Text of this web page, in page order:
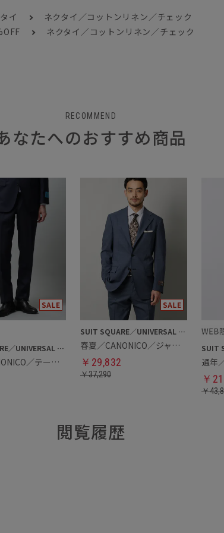
イ
ネクタイ／コットンリネン／チェック
ネクタイ／コットンリネン／チェック
RECOMMEND
なたへのおすすめ商品
SUIT SQUARE／UNIVERSAL LANGUAGE
通年／CANONICO／テーパードパンツ
SUIT SQUARE／UNIVERSAL LANGUAGE
春夏／CANONICO／ジャケット
￥ 29,832
￥37,290
通年
￥
￥
閲覧履歴